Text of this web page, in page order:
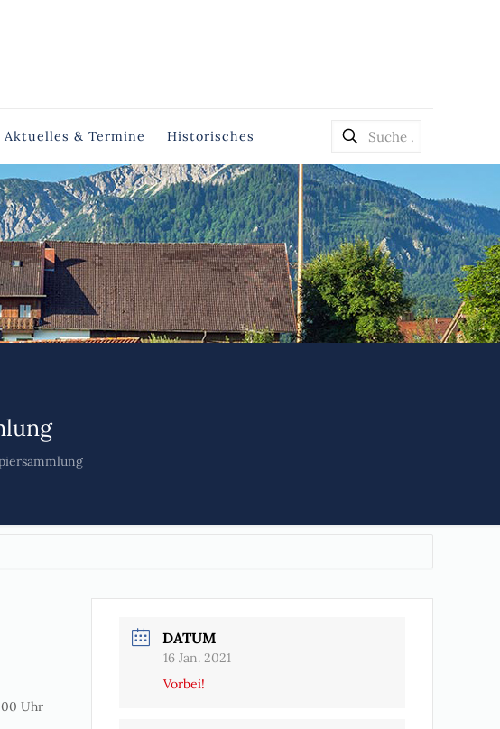
Aktuelles & Termine Historisches
Uhr
DATUM
16 Jan. 2021
Vorbei!